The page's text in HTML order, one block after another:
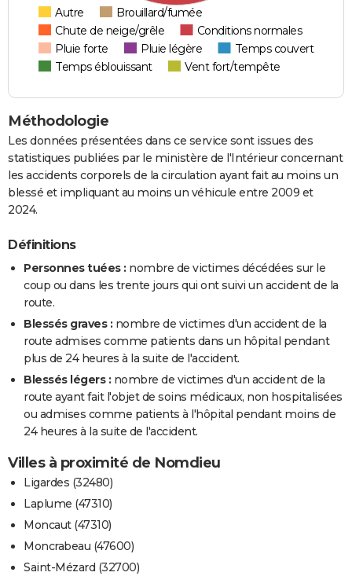
Autre
Brouillard/fumée
Chute de neige/grêle
Conditions normales
Pluie forte
Pluie légère
Temps couvert
Temps éblouissant
Vent fort/tempête
Méthodologie
Les données présentées dans ce service sont issues des
statistiques publiées par le ministère de l'Intérieur concernant
les accidents corporels de la circulation ayant fait au moins un
blessé et impliquant au moins un véhicule entre 2009 et
2024.
Définitions
Personnes tuées : nombre de victimes décédées sur le
coup ou dans les trente jours qui ont suivi un accident de la
route.
Blessés graves : nombre de victimes d'un accident de la
route admises comme patients dans un hôpital pendant
plus de 24 heures à la suite de l'accident.
Blessés légers : nombre de victimes d'un accident de la
route ayant fait l'objet de soins médicaux, non hospitalisées
ou admises comme patients à l'hôpital pendant moins de
24 heures à la suite de l'accident.
Villes à proximité de Nomdieu
Ligardes (32480)
Laplume (47310)
Moncaut (47310)
Moncrabeau (47600)
Saint-Mézard (32700)